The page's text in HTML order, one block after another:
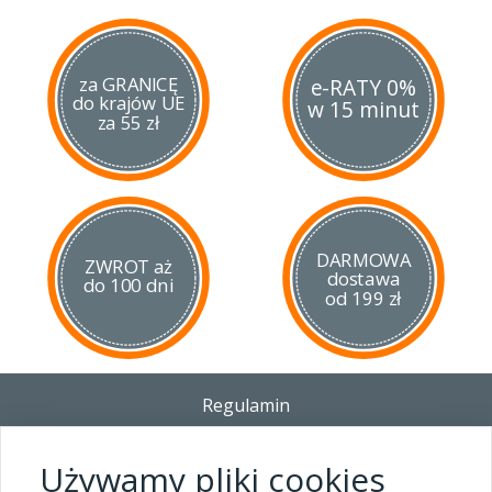
za GRANICĘ
do krajów UE
za 55 zł
e-RATY 0%
w 15 minut
ZWROT aż
do 100 dni
DARMOWA
dostawa
od 199 zł
Regulamin
Polityka prywatności i pliki cookies
Używamy pliki cookies